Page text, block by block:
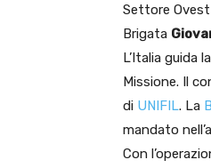
Settore Ovest
Brigata
L’Italia guida
Missione. Il
di UNIFIL. La
mandato
Con